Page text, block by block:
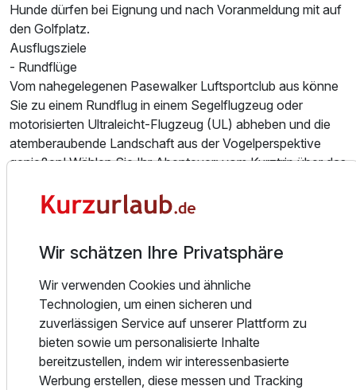
Doppelzimmer Haupthaus
2 Erwachsene
Hunde dürfen bei Eignung und nach Voranmeldung mit auf
den Golfplatz.
Ausflugsziele
- Rundflüge
Vom nahegelegenen Pasewalker Luftsportclub aus könne
Sie zu einem Rundflug in einem Segelflugzeug oder
motorisierten Ultraleicht-Flugzeug (UL) abheben und die
atemberaubende Landschaft aus der Vogelperspektive
genießen! Wählen Sie Ihr Abenteuer: vom Kurztrip über das
2-stündige Flugerlebnis bis zum Kap Arkona auf Rügen.
Jeder Flug ist ein unvergessliches Erlebnis.
- Krugsdorfer See
Nur 10 Minuten Fußweg trennen Sie von einem Ort der
Ruhe und Schönheit. Der Krugsdorfer Kiessee, umgeben
von malerischer Natur, wartet darauf, von Ihnen entdeckt
zu werden. Die hervorragende Wasserqualität lädt nicht nur
zum Baden ein .Auch Angeln und Tauchgänge sind hier
möglich.
Wir schätzen Ihre Privatsphäre
Wir verwenden Cookies und ähnliche
Technologien, um einen sicheren und
zuverlässigen Service auf unserer Plattform zu
bieten sowie um personalisierte Inhalte
bereitzustellen, indem wir interessenbasierte
Werbung erstellen, diese messen und Tracking